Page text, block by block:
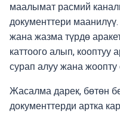
маалымат расмий
документтери
жана жазма түрдө
каттоого алып, кооптуу
сурап алуу жана жоопту
Жасалма дарек, бөтөн
документтерди артка